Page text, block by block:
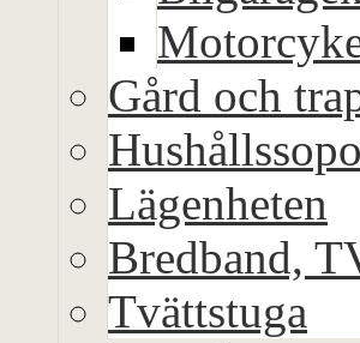
Gård och
Lägenheten
Bredband,
Tvättstuga